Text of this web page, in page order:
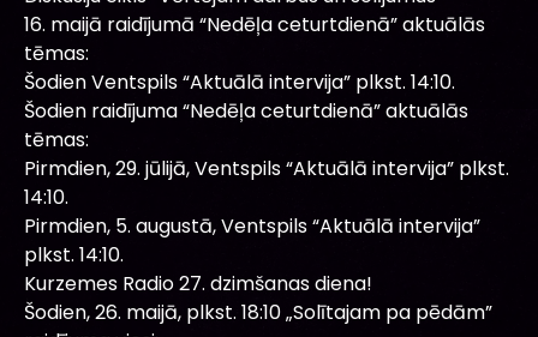
16. maijā raidījumā “Nedēļa ceturtdienā” aktuālās
tēmas:
Šodien Ventspils “Aktuālā intervija” plkst. 14:10.
Šodien raidījuma “Nedēļa ceturtdienā” aktuālās
tēmas:
Pirmdien, 29. jūlijā, Ventspils “Aktuālā intervija” plkst.
14:10.
Pirmdien, 5. augustā, Ventspils “Aktuālā intervija”
plkst. 14:10.
Kurzemes Radio 27. dzimšanas diena!
Šodien, 26. maijā, plkst. 18:10 „Solītajam pa pēdām”